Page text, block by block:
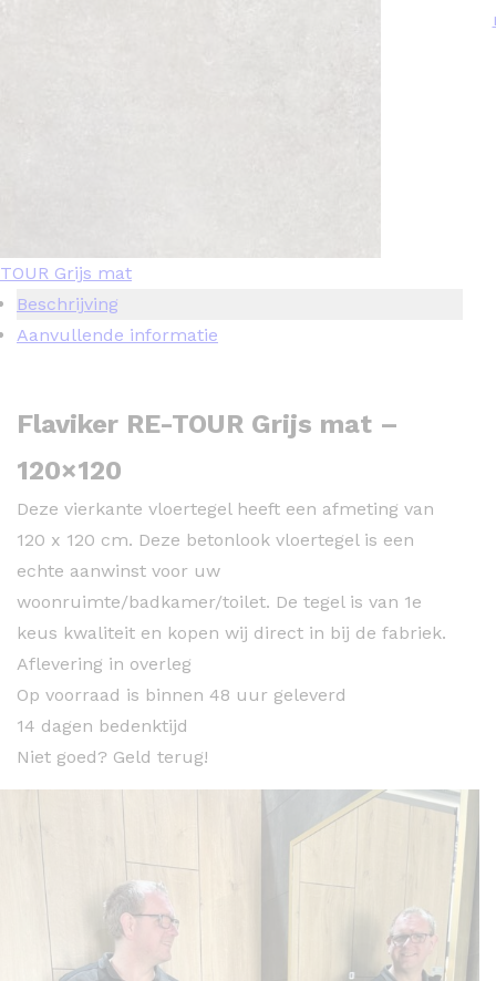
TOUR Grijs mat
Beschrijving
Aanvullende informatie
Flaviker RE-TOUR Grijs mat –
120×120
Deze vierkante vloertegel heeft een afmeting van
120 x 120 cm. Deze betonlook vloertegel is een
echte aanwinst voor uw
woonruimte/badkamer/toilet. De tegel is van 1e
keus kwaliteit en kopen wij direct in bij de fabriek.
Aflevering in overleg
Op voorraad is binnen 48 uur geleverd
14 dagen bedenktijd
Niet goed? Geld terug!